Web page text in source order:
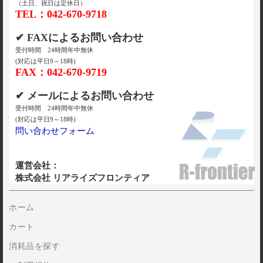
（土日、祝日は定休日）
TEL：042-670-9718
✔ FAXによるお問い合わせ
受付時間 24時間年中無休
(対応は平日9～18時)
FAX：042-670-9719
✔ メールによるお問い合わせ
受付時間 24時間年中無休
(対応は平日9～18時)
問い合わせフォーム
運営会社：
株式会社 リアライズフロンティア
ホーム
カート
消耗品を探す